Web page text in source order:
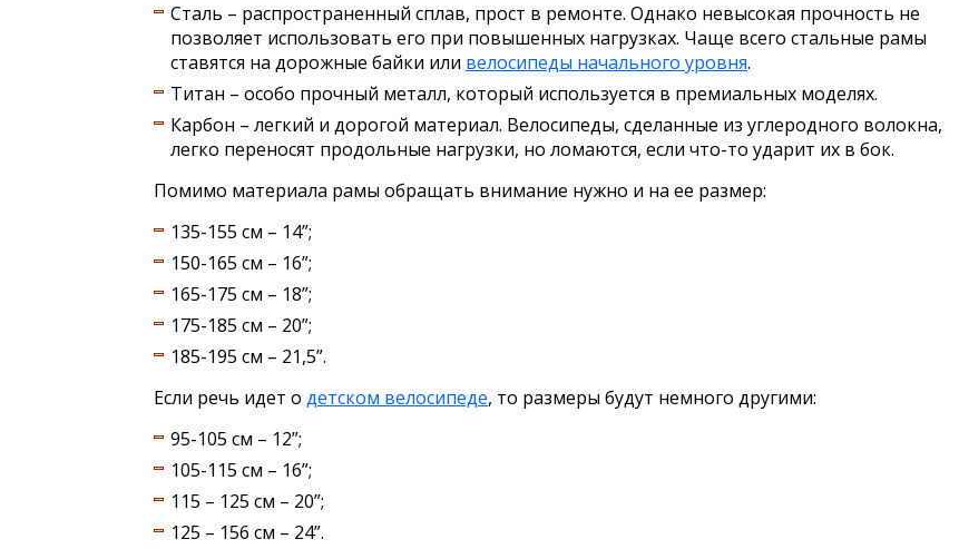
Сталь – распространенный сплав, прост в ремонте. Однако невысокая прочность не
позволяет использовать его при повышенных нагрузках. Чаще всего стальные рамы
ставятся на дорожные байки или велосипеды начального уровня.
Титан – особо прочный металл, который используется в премиальных моделях.
Карбон – легкий и дорогой материал. Велосипеды, сделанные из углеродного волокна,
легко переносят продольные нагрузки, но ломаются, если что-то ударит их в бок.
Помимо материала рамы обращать внимание нужно и на ее размер:
135-155 см – 14”;
150-165 см – 16”;
165-175 см – 18”;
175-185 см – 20”;
185-195 см – 21,5”.
Если речь идет о детском велосипеде, то размеры будут немного другими:
95-105 см – 12”;
105-115 см – 16”;
115 – 125 см – 20”;
125 – 156 см – 24”.